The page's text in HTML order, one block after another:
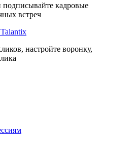
подписывайте кадровые
встреч
настройте воронку,